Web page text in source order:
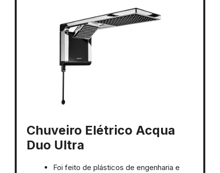
Chuveiro Elétrico Acqua
Duo Ultra
Foi feito de plásticos de engenharia e